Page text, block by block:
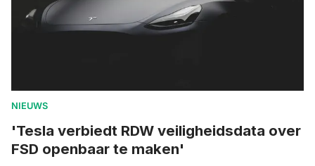
NIEUWS
'Tesla verbiedt RDW veiligheidsdata over
FSD openbaar te maken'